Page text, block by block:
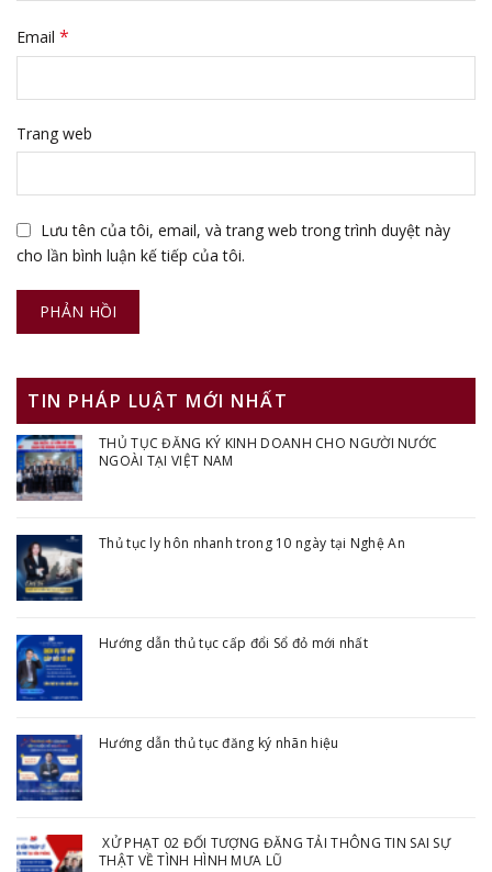
Email *
Trang web
Lưu tên của tôi, email, và trang web trong trình duyệt này
cho lần bình luận kế tiếp của tôi.
TIN PHÁP LUẬT MỚI NHẤT
THỦ TỤC ĐĂNG KÝ KINH DOANH CHO NGƯỜI NƯỚC
NGOÀI TẠI VIỆT NAM
Thủ tục ly hôn nhanh trong 10 ngày tại Nghệ An
Hướng dẫn thủ tục cấp đổi Sổ đỏ mới nhất
Hướng dẫn thủ tục đăng ký nhãn hiệu
XỬ PHẠT 02 ĐỐI TƯỢNG ĐĂNG TẢI THÔNG TIN SAI SỰ
THẬT VỀ TÌNH HÌNH MƯA LŨ